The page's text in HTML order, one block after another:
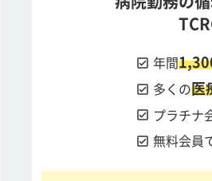
check_box 年間
check_box 多くの医
check_box プラチナ
check_box 無料会員